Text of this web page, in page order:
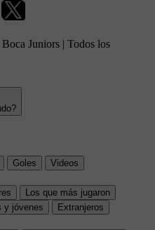
Juniors | Todos los
Goles
Videos
Los que más jugaron
y jóvenes
Extranjeros